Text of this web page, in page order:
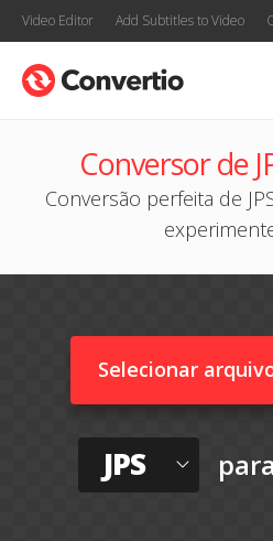
Video Editor Add Subtitles to Video
Conversor de
Conversão perfeita de
Selecionar
JPS para